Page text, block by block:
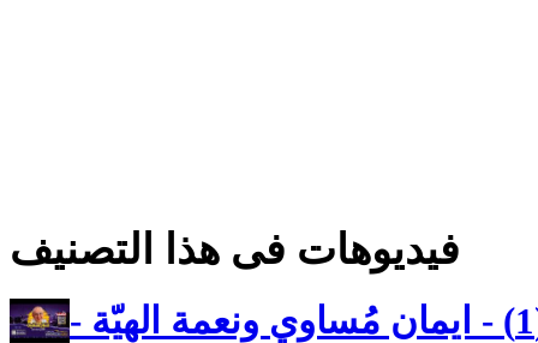
فيديوهات فى هذا التصنيف
رسالة بطرس الثانية (1) - ايمان مُساوي ونعمة الهيّة -